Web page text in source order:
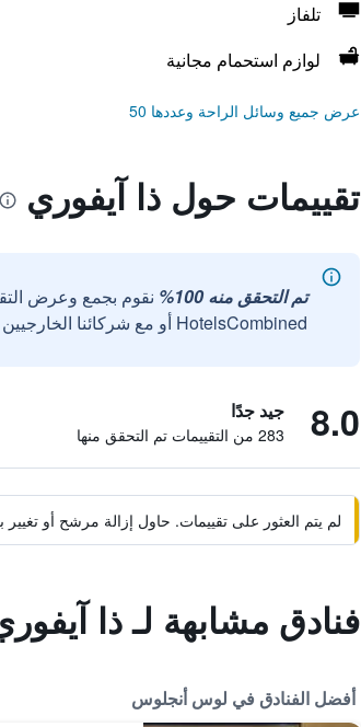
تلفاز
لوازم استحمام مجانية
عرض جميع وسائل الراحة وعددها 50
تقييمات حول ذا آيفوري
تم التحقق منه 100%
نقوم بجمع وعرض
HotelsCombined أو مع شركائنا الخارجيين الموثوقين.
8.0 جيد جدًا
283 من التقييمات تم التحقق منها
لم يتم العثور على تقييمات. حاول إزالة مرشح أو
فنادق مشابهة لـ ذا
أفضل الفنادق في لوس أنجلوس